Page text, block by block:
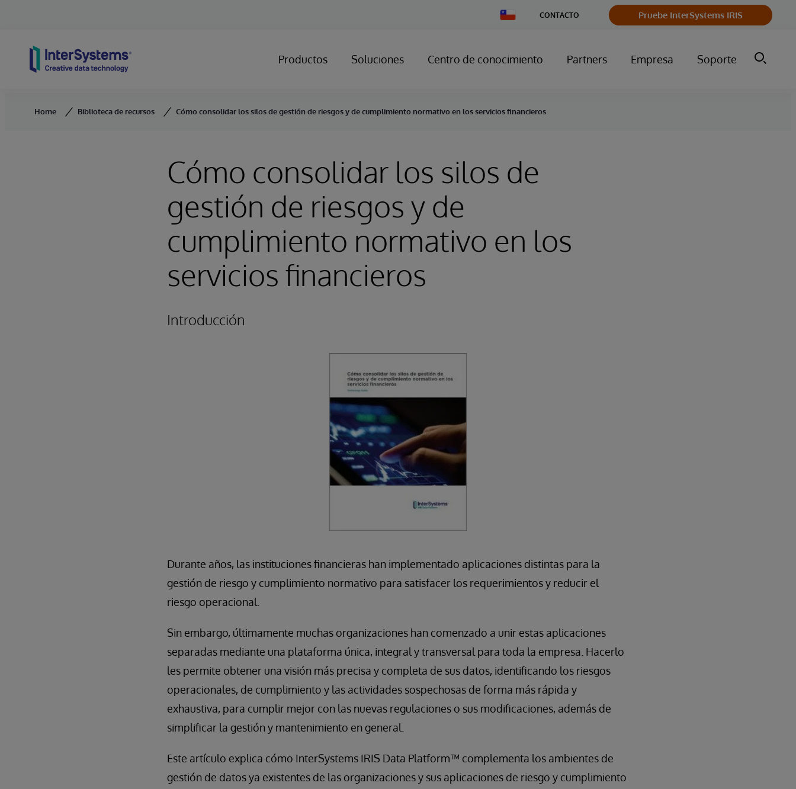
Change
Country
CONTACTO Pruebe InterSystems IRIS
Productos Soluciones Centro de conocimiento Partners Empresa Soporte
Home Biblioteca de recursos Cómo consolidar los silos de gestión de riesgos y de cumplimiento normativo en los servicios financieros
Cómo consolidar los silos de
gestión de riesgos y de
cumplimiento normativo en los
servicios financieros
Introducción
Durante años, las instituciones financieras han implementado aplicaciones distintas para la
gestión de riesgo y cumplimiento normativo para satisfacer los requerimientos y reducir el
riesgo operacional.
Sin embargo, últimamente muchas organizaciones han comenzado a unir estas aplicaciones
separadas mediante una plataforma única, integral y transversal para toda la empresa. Hacerlo
les permite obtener una visión más precisa y completa de sus datos, identificando los riesgos
operacionales, de cumplimiento y las actividades sospechosas de forma más rápida y
exhaustiva, para cumplir mejor con las nuevas regulaciones o sus modificaciones, además de
simplificar la gestión y mantenimiento en general.
Este artículo explica cómo InterSystems IRIS Data Platform™ complementa los ambientes de
gestión de datos ya existentes de las organizaciones y sus aplicaciones de riesgo y cumplimiento